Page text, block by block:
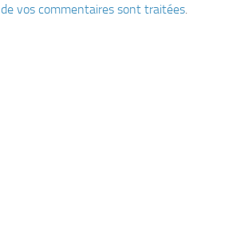
de vos commentaires sont traitées